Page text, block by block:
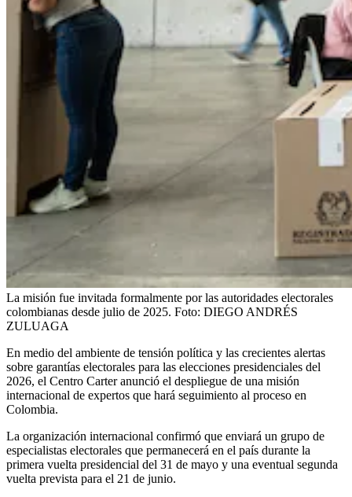
La misión fue invitada formalmente por las autoridades electorales
colombianas desde julio de 2025. Foto: DIEGO ANDRÉS
ZULUAGA
En medio del ambiente de tensión política y las crecientes alertas
sobre garantías electorales para las elecciones presidenciales del
2026, el Centro Carter anunció el despliegue de una misión
internacional de expertos que hará seguimiento al proceso en
Colombia.
La organización internacional confirmó que enviará un grupo de
especialistas electorales que permanecerá en el país durante la
primera vuelta presidencial del 31 de mayo y una eventual segunda
vuelta prevista para el 21 de junio.